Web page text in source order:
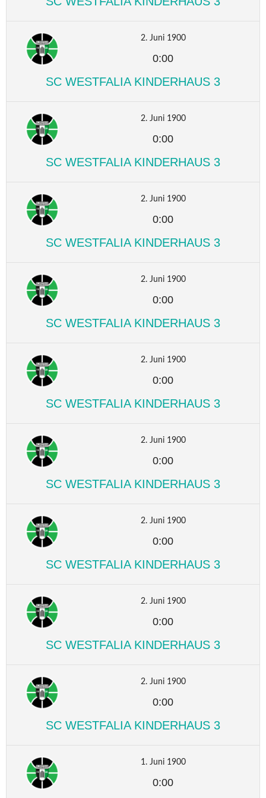
2. Juni 1900
0:00
SC WESTFALIA KINDERHAUS 3
2. Juni 1900
0:00
SC WESTFALIA KINDERHAUS 3
2. Juni 1900
0:00
SC WESTFALIA KINDERHAUS 3
2. Juni 1900
0:00
SC WESTFALIA KINDERHAUS 3
2. Juni 1900
0:00
SC WESTFALIA KINDERHAUS 3
2. Juni 1900
0:00
SC WESTFALIA KINDERHAUS 3
2. Juni 1900
0:00
SC WESTFALIA KINDERHAUS 3
2. Juni 1900
0:00
SC WESTFALIA KINDERHAUS 3
2. Juni 1900
0:00
SC WESTFALIA KINDERHAUS 3
1. Juni 1900
0:00